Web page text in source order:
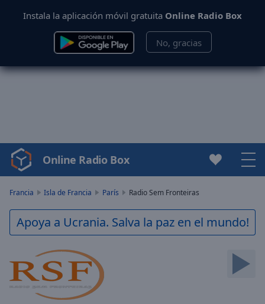
Instala la aplicación móvil gratuita Online Radio Box
No, gracias
Video
Player
Play
Video
Backward
Skip
Forward
Online Radio Box
Francia Isla de Francia París Radio Sem Fronteiras
Apoya a Ucrania. Salva la paz en el mundo!